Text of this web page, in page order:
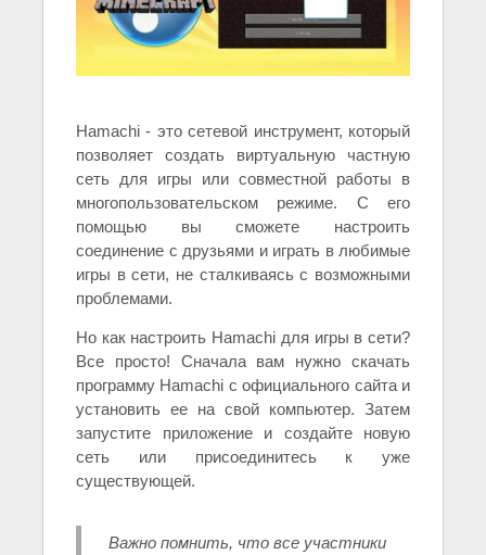
Hamachi - это сетевой инструмент, который
позволяет создать виртуальную частную
сеть для игры или совместной работы в
многопользовательском режиме. С его
помощью вы сможете настроить
соединение с друзьями и играть в любимые
игры в сети, не сталкиваясь с возможными
проблемами.
Но как настроить Hamachi для игры в сети?
Все просто! Сначала вам нужно скачать
программу Hamachi с официального сайта и
установить ее на свой компьютер. Затем
запустите приложение и создайте новую
сеть или присоединитесь к уже
существующей.
Важно помнить, что все участники